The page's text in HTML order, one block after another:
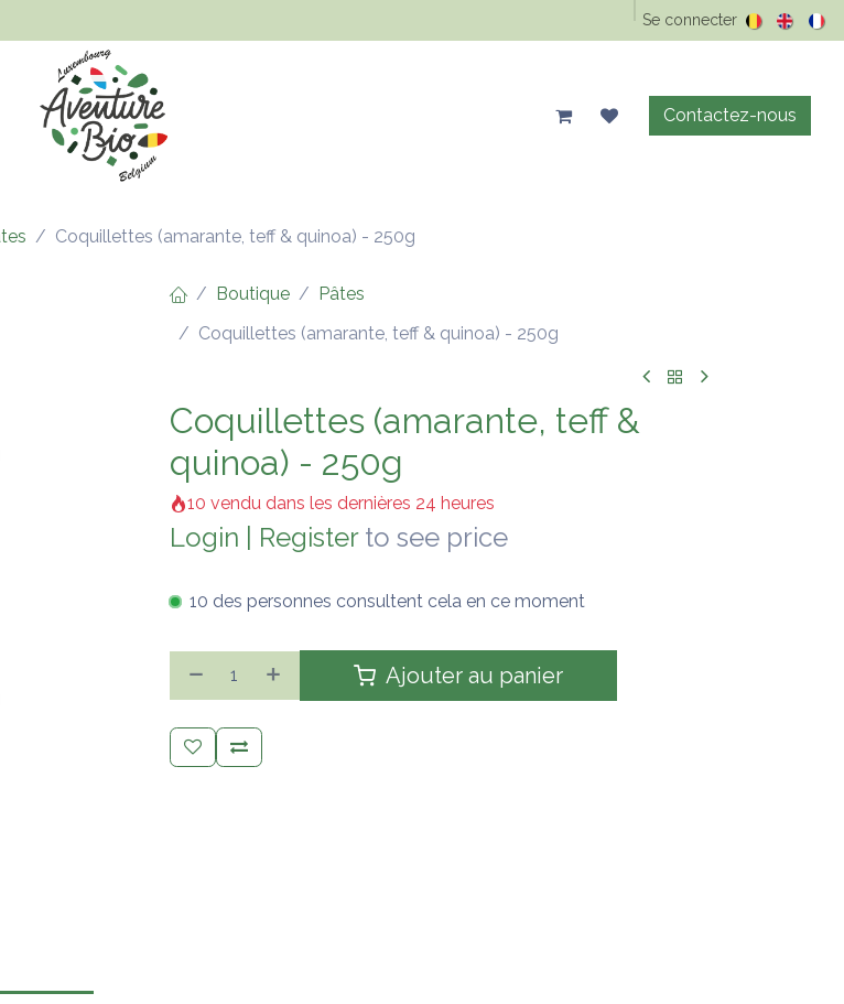
Maison & entretien Précos d'été
Se connecter
Contactez-nous
Coquillettes (amarante, teff & quinoa) - 250g
Boutique
Pâtes
Coquillettes (amarante, teff & quinoa) - 250g
Coquillettes (amarante, teff &
quinoa) - 250g
10 vendu dans les dernières 24 heures
Login Register to see price
10 des personnes consultent cela en ce moment
Ajouter au panier